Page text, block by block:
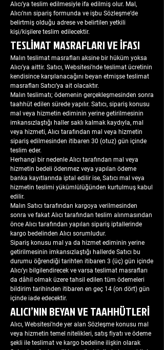
Alıcı’ya teslim edilmesiyle ifa edilmiş olur. Mal,
Alıcı’nın sipariş formunda ve işbu Sözleşme’de
belirtmiş olduğu adrese ve belirtilen yetkili
kişi/kişilere teslim edilecektir.
TESLİMAT MASRAFLARI VE İFASI
Malın teslimat masrafları aksine bir hüküm yoksa
Alıcı’ya aittir. Satıcı, Websitesi’nde teslimat ücretinin
kendisince karşılanacağını beyan etmişse teslimat
masrafları Satıcı’ya ait olacaktır.
Malın teslimatı; ödemenin gerçekleşmesinden sonra
taahhüt edilen sürede yapılır. Satıcı, sipariş konusu
mal veya hizmetin ediminin yerine getirilmesinin
imkansızlaştığı haller saklı kalmak kaydıyla, mal
veya hizmeti, Alıcı tarafından mal veya hizmetin
sipariş edilmesinden itibaren 30 (otuz) gün içinde
teslim eder.
Herhangi bir nedenle Alıcı tarafından mal veya
hizmetin bedeli ödenmez veya yapılan ödeme
banka kayıtlarında iptal edilir ise, Satıcı mal veya
hizmetin teslimi yükümlülüğünden kurtulmuş kabul
edilir.
Malın Satıcı tarafından kargoya verilmesinden
sonra ve fakat Alıcı tarafından teslim alınmasından
önce Alıcı tarafından yapılan sipariş iptallerinde
kargo bedelinden Alıcı sorumludur.
Sipariş konusu mal ya da hizmet ediminin yerine
getirilmesinin imkansızlaştığı hallerde Satıcı bu
durumu öğrendiği tarihten itibaren 3 (üç) gün içinde
Alıcı’yı bilgilendirecek ve varsa teslimat masrafları
da dâhil olmak üzere tahsil edilen tüm ödemeleri
bildirim tarihinden itibaren en geç 14 (on dört) gün
içinde iade edecektir.
ALICI’NIN BEYAN VE TAAHHÜTLERİ
Alıcı, Websitesi’nde yer alan Sözleşme konusu mal
veya hizmetin temel nitelikleri, satış fiyatı ve ödeme
şekli ile teslimat ve kargo bedeline ilişkin olarak